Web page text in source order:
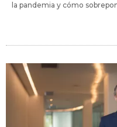
la pandemia y cómo